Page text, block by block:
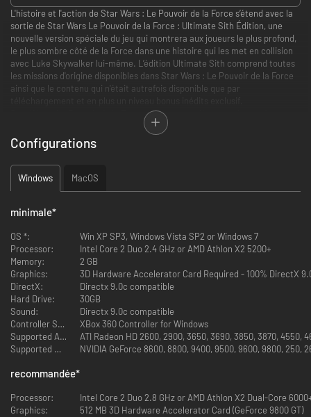
L'histoire et l'action de Star Wars : Le Pouvoir de la Force s’étend avec la
sortie de Star Wars Le Pouvoir de la Force : Ultimate Sith Édition, une
nouvelle version spéciale du jeu qui montrera aux joueurs le plus profond,
le plus sombre côté de la Force dans une histoire qui les met en collision
avec Luke Skywalker lui-même. L’édition Ultimate Sith comprend toutes
les missions d'origine disponibles dans Star Wars : Le Pouvoir de la Force
ainsi que le contenu qui n'était autrefois disponible que par
Star Wars : Le Pouvoir de la Force retrace complètement la portée et
l'ampleur de la Force et place les joueurs en tant que Darth Vader
"l'Apprenti Secret", dévoile de nouvelles révélations sur la galaxie Star
Wars vue par les yeux d'un mystérieux personnage armé de pouvoirs sans
précédent.
Comprend le jeu original Star Wars: Le Pouvoir de la Force plus 3
le tout nouveau niveau Hoth
Découvrez l'histoire cachée de Darth Vader l’apprenti secret qui se
passe entre les épisodes III et IV
Les réactions réalistes des personnages et de l'environnement
changent à chaque fois que vous jouez
Configurations
Windows MacOS
minimale*
OS *:
Win XP SP3, Windows Vista SP2 or Windows 7
Processor:
Intel Core 2 Duo 2.4 GHz or AMD Athlon X2 5200+
Memory:
2 GB
Graphics:
3D Hardware Accelerator Card Required - 100% DirectX
DirectX:
Directx 9.0c compatible
Hard Drive:
30GB
Sound:
Directx 9.0c compatible
Controller Support:XBox 360 Controller for Windows
Supported ATI Chipsets:ATI Radeon HD 2600, 2900, 3650, 3690, 3850, 3870, 4550,
Supported NVIDIA Chipsets:NVIDIA GeForce 8600, 8800, 9400, 9500, 9600, 9800, 250,
recommandée*
Processor:
Intel Core 2 Duo 2.8 GHz or AMD Athlon X2 Dual-Core
Graphics:
512 MB 3D Hardware Accelerator Card (GeForce 9800 GT)